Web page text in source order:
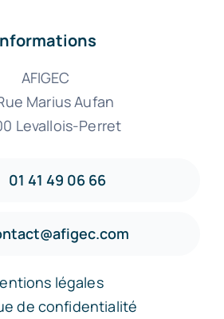
AFIGEC
Marius Aufan
Levallois-Perret
01 41 49 06 66
légales
de confidentialité